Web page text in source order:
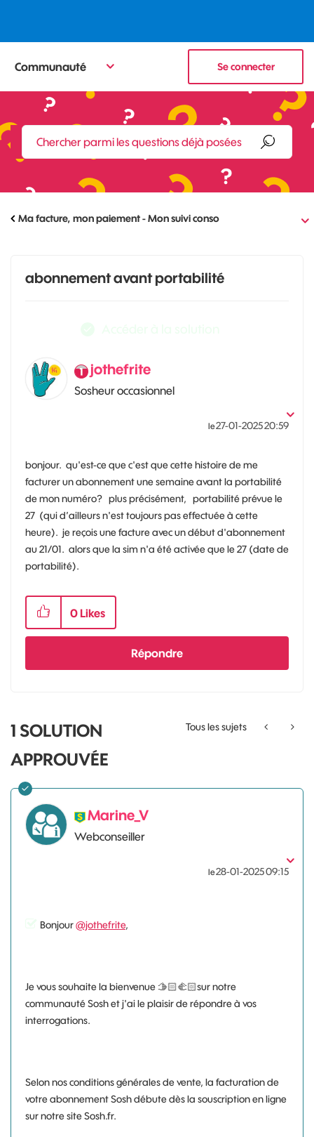
Communauté Se connecter
Ma facture, mon paiement - Mon suivi conso
abonnement avant portabilité
jothefrite
Sosheur occasionnel
le‎27-01-202520:59
bonjour. qu'est-ce que c'est que cette histoire de me
facturer un abonnement une semaine avant la portabilité
de mon numéro? plus précisément, portabilité prévue le
27 (qui d’ailleurs n'est toujours pas effectuée à cette
heure). je reçois une facture avec un début d'abonnement
au 21/01. alors que la sim n'a été activée que le 27 (date de
portabilité).
0 Likes
Répondre
Tous les sujets
1 SOLUTION
APPROUVÉE
Marine_V
Webconseiller
le‎28-01-202509:15
Bonjour@jothefrite,
Je vous souhaite la bienvenue 🫱🏻‍🫲🏻sur notre
communauté Sosh et j'ai le plaisir de répondre à vos
interrogations.
Selon nos conditions générales de vente, la facturation de
votre abonnement Sosh débute dès la souscription en ligne
sur notre site Sosh.fr.